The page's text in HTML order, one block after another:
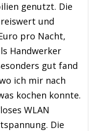
genutzt. Die
und
pro Nacht,
Handwerker
gut fand
ich mir nach
kochen konnte.
WLAN
Die